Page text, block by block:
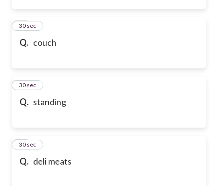
Q. couch
47
30 sec
Q. standing
48
30 sec
Q. deli meats
49
30 sec